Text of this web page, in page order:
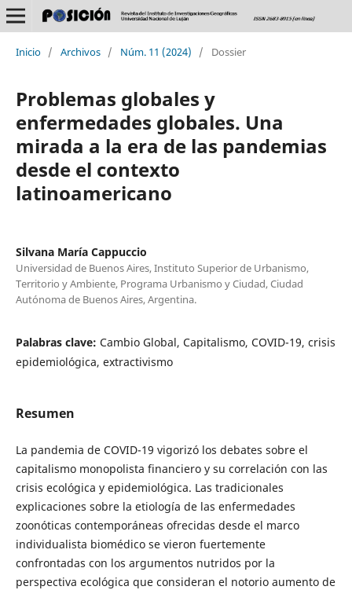
Inicio / Archivos / Núm. 11 (2024) / Dossier
Problemas globales y
enfermedades globales. Una
mirada a la era de las pandemias
desde el contexto
latinoamericano
Silvana María Cappuccio
Universidad de Buenos Aires, Instituto Superior de Urbanismo,
Territorio y Ambiente, Programa Urbanismo y Ciudad, Ciudad
Autónoma de Buenos Aires, Argentina.
Palabras clave: Cambio Global, Capitalismo, COVID-19, crisis
epidemiológica, extractivismo
Resumen
La pandemia de COVID-19 vigorizó los debates sobre el
capitalismo monopolista financiero y su correlación con las
crisis ecológica y epidemiológica. Las tradicionales
explicaciones sobre la etiología de las enfermedades
zoonóticas contemporáneas ofrecidas desde el marco
individualista biomédico se vieron fuertemente
confrontadas con los argumentos nutridos por la
perspectiva ecológica que consideran el notorio aumento de